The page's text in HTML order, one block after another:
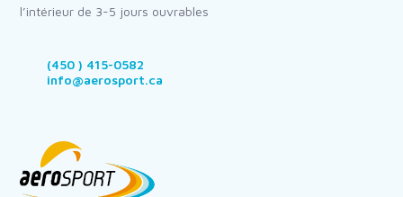
l’intérieur de 3-5 jours ouvrables
(450 ) 415-0582
info@aerosport.ca